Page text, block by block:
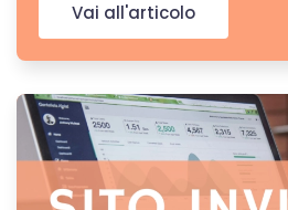
Vai all'articolo